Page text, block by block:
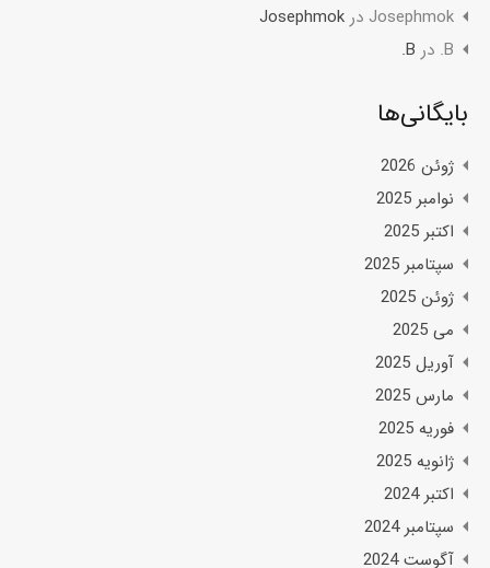
Josephmok در Josephmok
B. در B.
بایگانی‌ها
ژوئن 2026
نوامبر 2025
اکتبر 2025
سپتامبر 2025
ژوئن 2025
می 2025
آوریل 2025
مارس 2025
فوریه 2025
ژانویه 2025
اکتبر 2024
سپتامبر 2024
آگوست 2024